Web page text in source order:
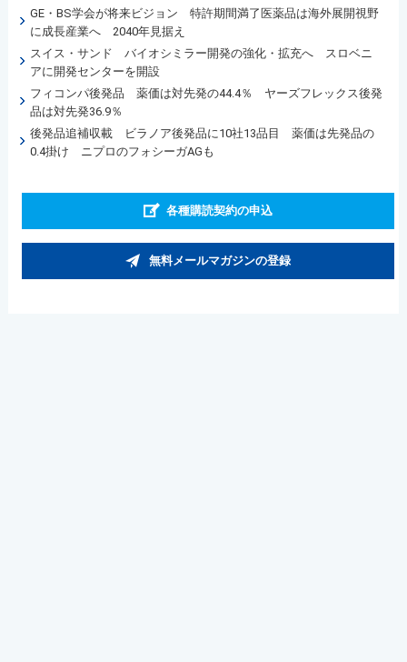
GE・BS学会が将来ビジョン 特許期間満了医薬品は海外展開視野
に成長産業へ 2040年見据え
スイス・サンド バイオシミラー開発の強化・拡充へ スロベニ
アに開発センターを開設
フィコンパ後発品 薬価は対先発の44.4％ ヤーズフレックス後発
品は対先発36.9％
後発品追補収載 ビラノア後発品に10社13品目 薬価は先発品の
0.4掛け ニプロのフォシーガAGも
各種購読契約の申込
無料メールマガジンの登録